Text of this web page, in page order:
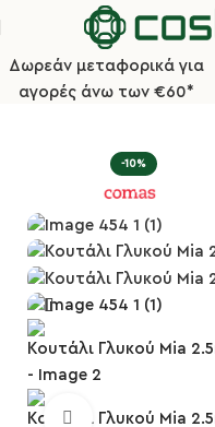
Δωρεάν μεταφορικά για
αγορές άνω των €60*
Αρχική σελίδα
-10%
Κλικ για